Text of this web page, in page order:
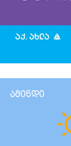
ამინდი